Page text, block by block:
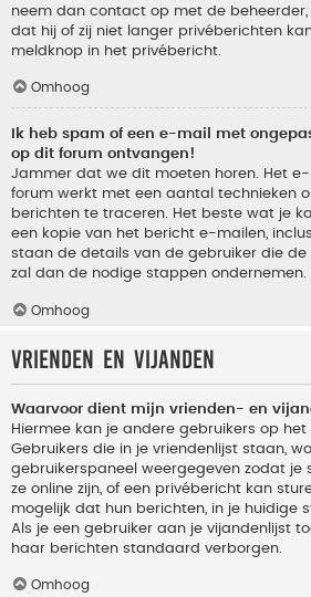
neem dan contact op met de beheerder,
dat hij of zij niet langer privéberichten
meldknop in het privébericht.
Omhoog
Ik heb spam of een e-mail met
op dit forum ontvangen!
Jammer dat we dit moeten horen. Het
forum werkt met een aantal technieken
berichten te traceren. Het beste wat je
een kopie van het bericht e-mailen,
staan de details van de gebruiker die
zal dan de nodige stappen ondernemen.
Omhoog
Vrienden en vijanden
Waarvoor dient mijn vrienden- en
Hiermee kan je andere gebruikers op het
Gebruikers die in je vriendenlijst staan,
gebruikerspaneel weergegeven zodat je
ze online zijn, of een privébericht kan
mogelijk dat hun berichten, in je huidige
Als je een gebruiker aan je vijandenlijst
haar berichten standaard verborgen.
Omhoog